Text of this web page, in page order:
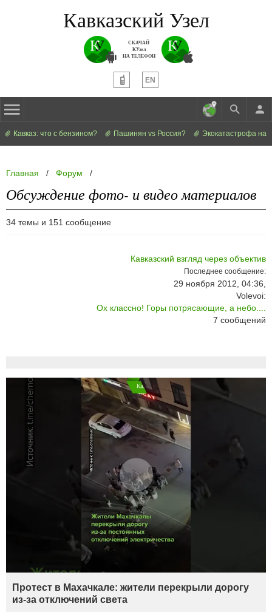
Кавказский Узел
СКАЧАЙ
КУзел
НА ТЕЛЕФОН
EN
Кавказ: что с бензином? Пашинян vs Россия? Экокатастрофа на
Главная / Форум /
Обсуждение фото- и видео материалов
34 темы и 151 сообщение
Кавказский взгляд через объектив
Последнее сообщение:
29 ноября 2012, 04:36,
Volevoi:
Ох классно! Горы потрясающие, а небо....
7 сообщений
Протест в Махачкале: жители перекрыли дорогу
из-за отключений света